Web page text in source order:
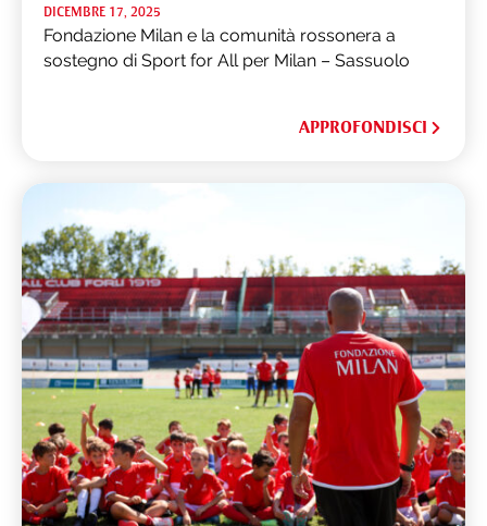
DICEMBRE 17, 2025
Fondazione Milan e la comunità rossonera a
sostegno di Sport for All per Milan – Sassuolo
APPROFONDISCI